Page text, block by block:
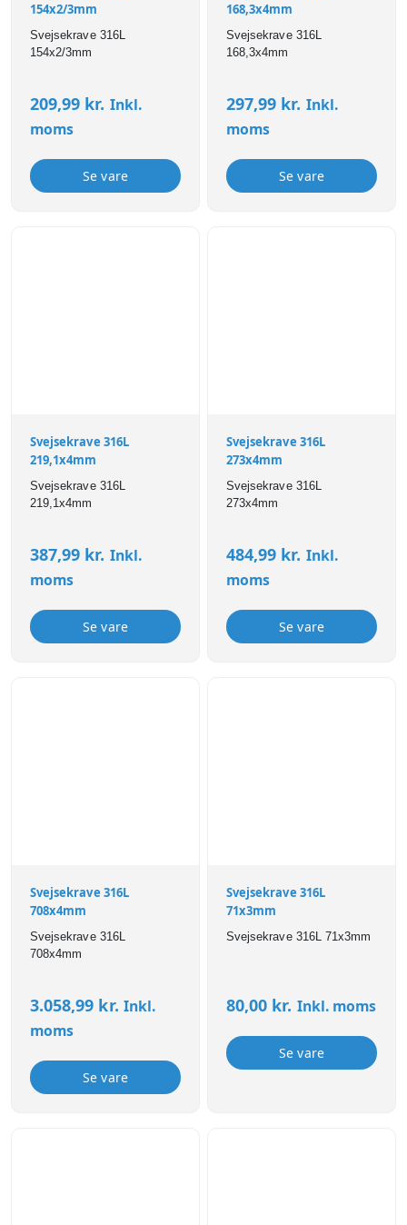
154x2/3mm
Svejsekrave 316L
154x2/3mm
209,99 kr. Inkl.
moms
Se vare
168,3x4mm
Svejsekrave 316L
168,3x4mm
297,99 kr. Inkl.
moms
Se vare
Svejsekrave 316L
219,1x4mm
Svejsekrave 316L
219,1x4mm
387,99 kr. Inkl.
moms
Se vare
Svejsekrave 316L
273x4mm
Svejsekrave 316L
273x4mm
484,99 kr. Inkl.
moms
Se vare
Svejsekrave 316L
708x4mm
Svejsekrave 316L
708x4mm
3.058,99 kr. Inkl.
moms
Se vare
Svejsekrave 316L
71x3mm
Svejsekrave 316L 71x3mm
80,00 kr. Inkl. moms
Se vare